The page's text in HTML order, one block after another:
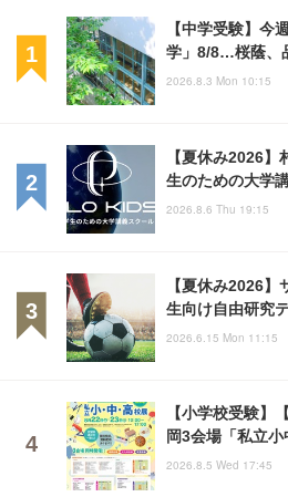
【中学受験】今
学」8/8…桜蔭、
2026.8.3 Mon 10:15
【夏休み2026
生のための大学
2026.8.6 Thu 19:15
【夏休み2026
生向け自由研究
2026.6.15 Mon 11:15
【小学校受験】
岡3会場「私立
2026.8.5 Wed 17:45